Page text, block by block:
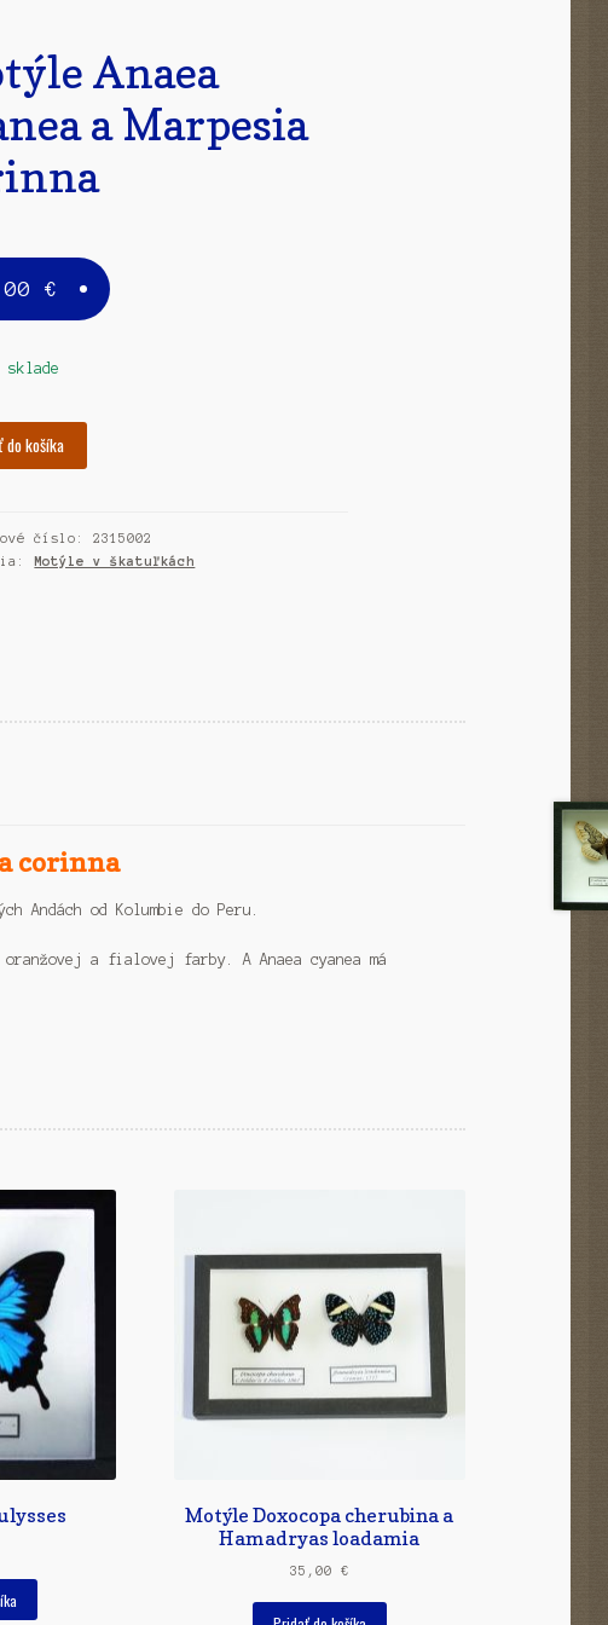
Anaea
a Marpesia
€
sklade
do košíka
číslo:2315002
Motýle v škatuľkách
corinna
Andách od Kolumbie do Peru.
a fialovej farby. A Anaea cyanea má
Motýle Doxocopa cherubina a
Hamadryas loadamia
35,00 €